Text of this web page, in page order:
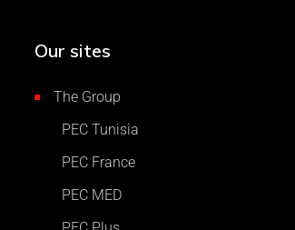
Our sites
The Group
PEC Tunisia
PEC France
PEC MED